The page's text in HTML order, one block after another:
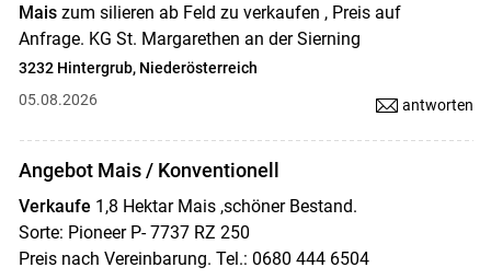
Maiszum silieren ab Feld zu verkaufen , Preis auf
Anfrage. KG St. Margarethen an der Sierning
3232 Hintergrub, Niederösterreich
05.08.2026
antworten
Angebot Mais / Konventionell
Verkaufe 1,8 Hektar Mais ,schöner Bestand.
Sorte: Pioneer P- 7737 RZ 250
Preis nach Vereinbarung. Tel.: 0680 444 6504